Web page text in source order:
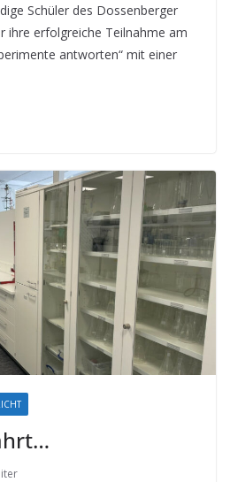
Schüler des Dossenberger
ihre erfolgreiche Teilnahme am
antworten“ mit einer